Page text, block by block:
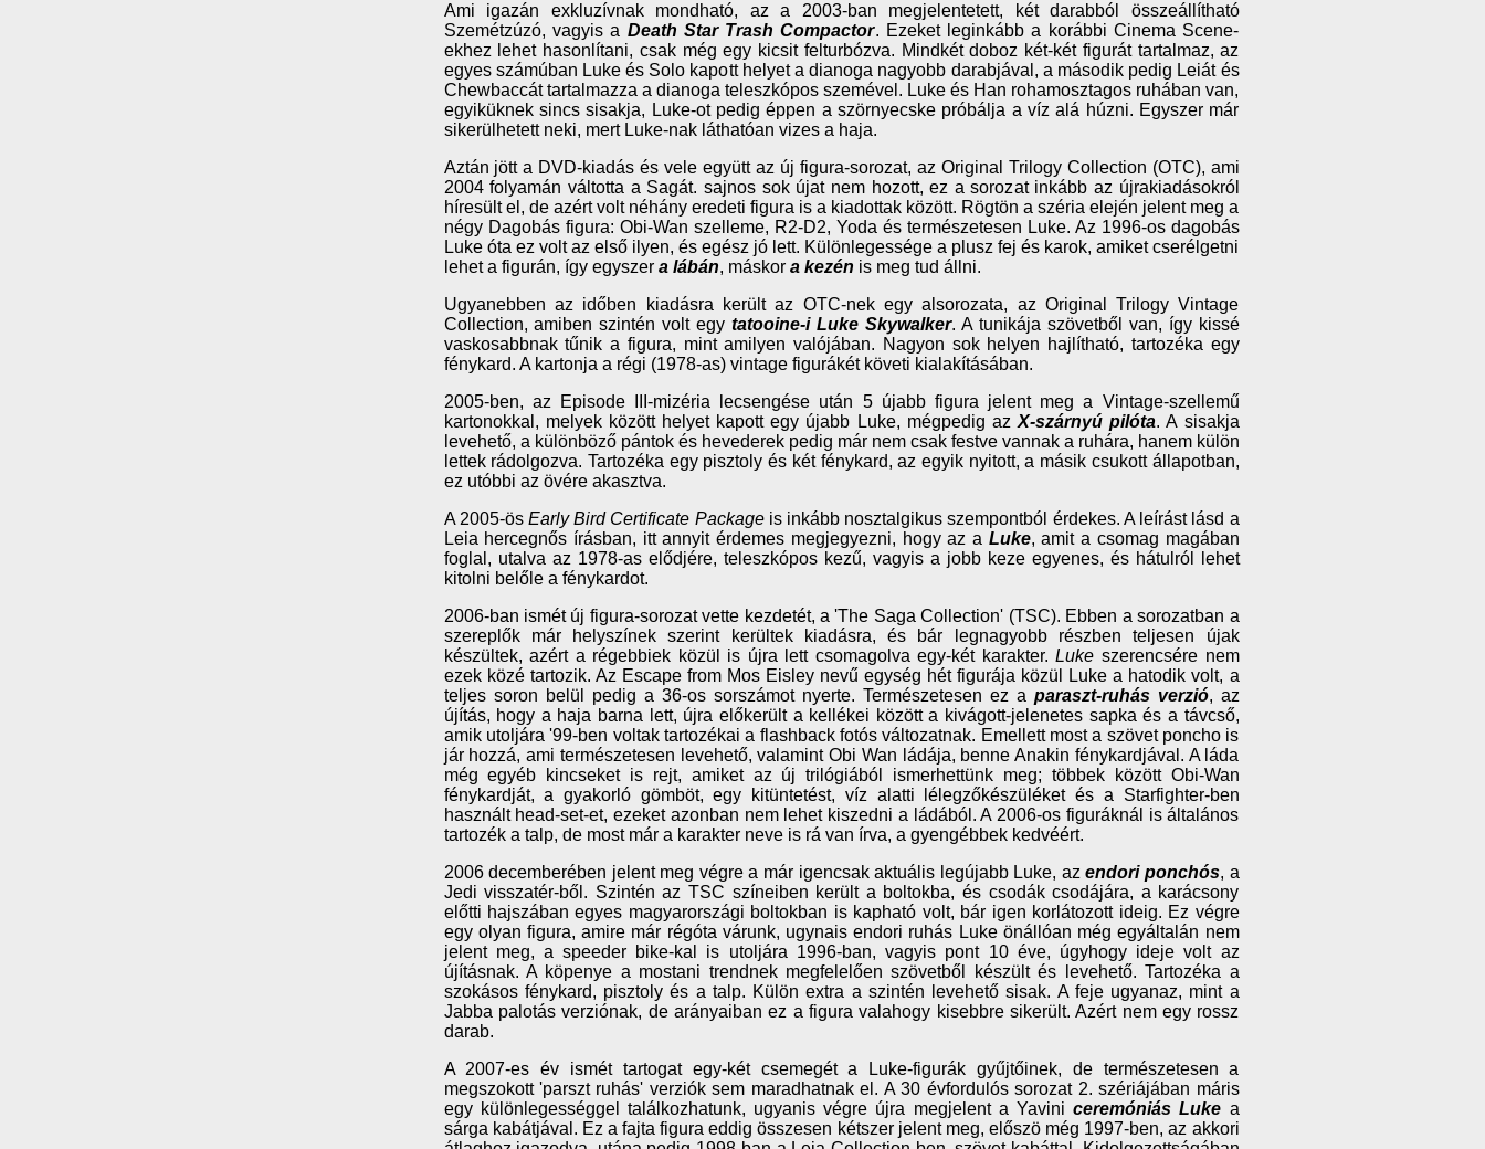
Ami igazán exkluzívnak mondható, az a 2003-ban megjelentetett, két darabból összeállítható
Szemétzúzó, vagyis a Death Star Trash Compactor. Ezeket leginkább a korábbi Cinema Scene-
ekhez lehet hasonlítani, csak még egy kicsit felturbózva. Mindkét doboz két-két figurát tartalmaz, az
egyes számúban Luke és Solo kapott helyet a dianoga nagyobb darabjával, a második pedig Leiát és
Chewbaccát tartalmazza a dianoga teleszkópos szemével. Luke és Han rohamosztagos ruhában van,
egyiküknek sincs sisakja, Luke-ot pedig éppen a szörnyecske próbálja a víz alá húzni. Egyszer már
sikerülhetett neki, mert Luke-nak láthatóan vizes a haja.
Aztán jött a DVD-kiadás és vele együtt az új figura-sorozat, az Original Trilogy Collection (OTC), ami
2004 folyamán váltotta a Sagát. sajnos sok újat nem hozott, ez a sorozat inkább az újrakiadásokról
híresült el, de azért volt néhány eredeti figura is a kiadottak között. Rögtön a széria elején jelent meg a
négy Dagobás figura: Obi-Wan szelleme, R2-D2, Yoda és természetesen Luke. Az 1996-os dagobás
Luke óta ez volt az első ilyen, és egész jó lett. Különlegessége a plusz fej és karok, amiket cserélgetni
lehet a figurán, így egyszer a lábán, máskor a kezén is meg tud állni.
Ugyanebben az időben kiadásra került az OTC-nek egy alsorozata, az Original Trilogy Vintage
Collection, amiben szintén volt egytatooine-i Luke Skywalker. A tunikája szövetből van, így kissé
vaskosabbnak tűnik a figura, mint amilyen valójában. Nagyon sok helyen hajlítható, tartozéka egy
fénykard. A kartonja a régi (1978-as) vintage figurákét követi kialakításában.
2005-ben, az Episode III-mizéria lecsengése után 5 újabb figura jelent meg a Vintage-szellemű
kartonokkal, melyek között helyet kapott egy újabb Luke, mégpedig azX-szárnyú pilóta. A sisakja
levehető, a különböző pántok és hevederek pedig már nem csak festve vannak a ruhára, hanem külön
lettek rádolgozva. Tartozéka egy pisztoly és két fénykard, az egyik nyitott, a másik csukott állapotban,
ez utóbbi az övére akasztva.
A 2005-ös Early Bird Certificate Packageis inkább nosztalgikus szempontból érdekes. A leírást lásd a
Leia hercegnős írásban, itt annyit érdemes megjegyezni, hogy az a Luke, amit a csomag magában
foglal, utalva az 1978-as elődjére, teleszkópos kezű, vagyis a jobb keze egyenes, és hátulról lehet
kitolni belőle a fénykardot.
2006-ban ismét új figura-sorozat vette kezdetét, a 'The Saga Collection' (TSC). Ebben a sorozatban a
szereplők már helyszínek szerint kerültek kiadásra, és bár legnagyobb részben teljesen újak
készültek, azért a régebbiek közül is újra lett csomagolva egy-két karakter.Luke szerencsére nem
ezek közé tartozik. Az Escape from Mos Eisley nevű egység hét figurája közül Luke a hatodik volt, a
teljes soron belül pedig a 36-os sorszámot nyerte. Természetesen ez a paraszt-ruhás verzió, az
újítás, hogy a haja barna lett, újra előkerült a kellékei között a kivágott-jelenetes sapka és a távcső,
amik utoljára '99-ben voltak tartozékai a flashback fotós változatnak. Emellett most a szövet poncho is
jár hozzá, ami természetesen levehető, valamint Obi Wan ládája, benne Anakin fénykardjával. A láda
még egyéb kincseket is rejt, amiket az új trilógiából ismerhettünk meg; többek között Obi-Wan
fénykardját, a gyakorló gömböt, egy kitüntetést, víz alatti lélegzőkészüléket és a Starfighter-ben
használt head-set-et, ezeket azonban nem lehet kiszedni a ládából. A 2006-os figuráknál is általános
tartozék a talp, de most már a karakter neve is rá van írva, a gyengébbek kedvéért.
2006 decemberében jelent meg végre a már igencsak aktuális legújabb Luke, azendori ponchós, a
Jedi visszatér-ből. Szintén az TSC színeiben került a boltokba, és csodák csodájára, a karácsony
előtti hajszában egyes magyarországi boltokban is kapható volt, bár igen korlátozott ideig. Ez végre
egy olyan figura, amire már régóta várunk, ugynais endori ruhás Luke önállóan még egyáltalán nem
jelent meg, a speeder bike-kal is utoljára 1996-ban, vagyis pont 10 éve, úgyhogy ideje volt az
újításnak. A köpenye a mostani trendnek megfelelően szövetből készült és levehető. Tartozéka a
szokásos fénykard, pisztoly és a talp. Külön extra a szintén levehető sisak. A feje ugyanaz, mint a
Jabba palotás verziónak, de arányaiban ez a figura valahogy kisebbre sikerült. Azért nem egy rossz
darab.
A 2007-es év ismét tartogat egy-két csemegét a Luke-figurák gyűjtőinek, de természetesen a
megszokott 'parszt ruhás' verziók sem maradhatnak el. A 30 évfordulós sorozat 2. szériájában máris
egy különlegességgel találkozhatunk, ugyanis végre újra megjelent a Yaviniceremóniás Luke a
sárga kabátjával. Ez a fajta figura eddig összesen kétszer jelent meg, előszö még 1997-ben, az akkori